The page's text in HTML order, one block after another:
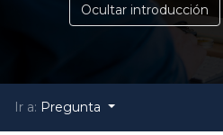
Ocultar introducción
Ir a: Pregunta